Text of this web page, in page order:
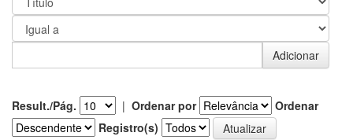
Result./Pág. | Ordenar por
Ordenar
Registro(s)